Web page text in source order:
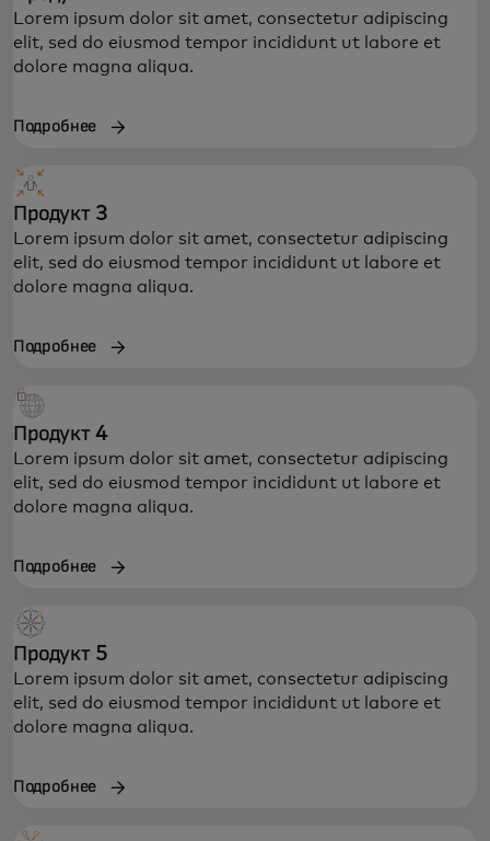
Lorem ipsum dolor sit amet, consectetur adipiscing
elit, sed do eiusmod tempor incididunt ut labore et
dolore magna aliqua.
Подробнее
Продукт 3
Lorem ipsum dolor sit amet, consectetur adipiscing
elit, sed do eiusmod tempor incididunt ut labore et
dolore magna aliqua.
Подробнее
Продукт 4
Lorem ipsum dolor sit amet, consectetur adipiscing
elit, sed do eiusmod tempor incididunt ut labore et
dolore magna aliqua.
Подробнее
Продукт 5
Lorem ipsum dolor sit amet, consectetur adipiscing
elit, sed do eiusmod tempor incididunt ut labore et
dolore magna aliqua.
Подробнее